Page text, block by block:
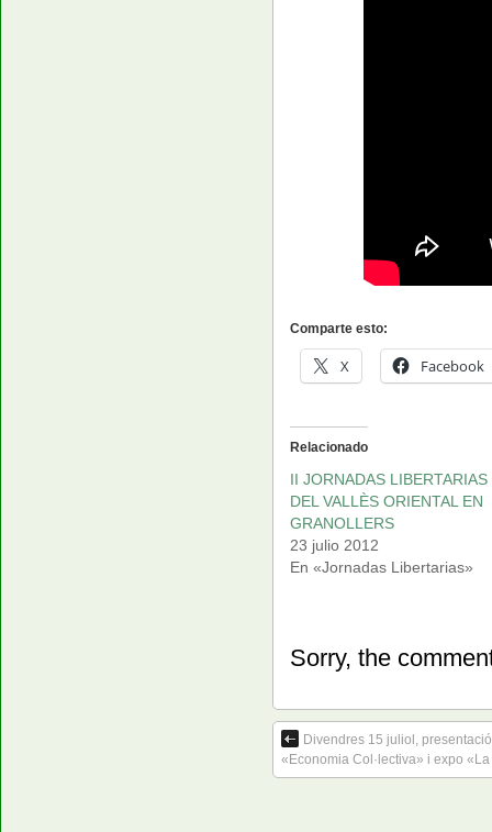
Comparte esto:
X Facebook
Relacionado
II JORNADAS LIBERTARIAS
DEL VALLÈS ORIENTAL EN
GRANOLLERS
23 julio 2012
En «Jornadas Libertarias»
Sorry, the
Divendres 15 juliol,
«Economia Col·lectiva» i expo